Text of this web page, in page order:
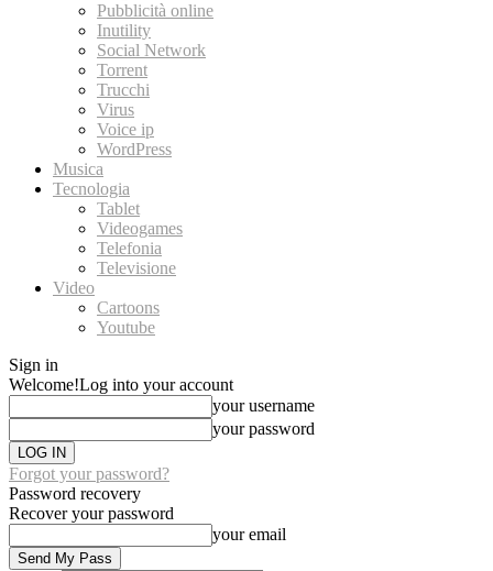
Pubblicità online
Inutility
Social Network
Torrent
Trucchi
Virus
Voice ip
WordPress
Musica
Tecnologia
Tablet
Videogames
Telefonia
Televisione
Video
Cartoons
Youtube
Sign in
Welcome!Log into your account
your username
your password
Forgot your password?
Password recovery
Recover your password
your email